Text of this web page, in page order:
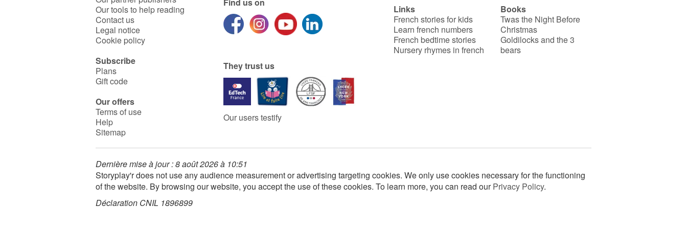
Our tools to help reading
Contact us
Legal notice
Cookie policy
Subscribe
Plans
Gift code
Our offers
Terms of use
Help
Sitemap
Find us on
They trust us
Our users testify
Links
French stories for kids
Learn french numbers
French bedtime stories
Nursery rhymes in french
Books
Twas the Night Before
Christmas
Goldilocks and the 3
bears
Dernière mise à jour : 8 août 2026 à 10:51
Storyplay'r does not use any audience measurement or advertising targeting cookies. We only use cookies necessary for the functioning
of the website. By browsing our website, you accept the use of these cookies. To learn more, you can read ourPrivacy Policy.
Déclaration CNIL 1896899